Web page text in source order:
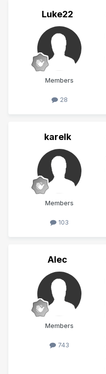
Luke22
Members
28
karelk
Members
103
Alec
Members
743